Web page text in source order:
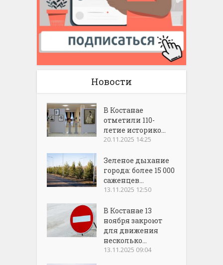
Новости
В Костанае
отметили 110-
летие историко...
20.11.2025 14:25
Зеленое дыхание
города: более 15 000
саженцев...
13.11.2025 12:50
В Костанае 13
ноября закроют
для движения
несколько...
13.11.2025 09:04